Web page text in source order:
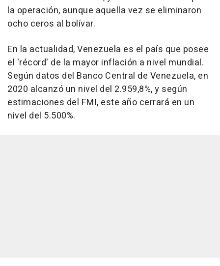
la operación, aunque aquella vez se eliminaron
ocho ceros al bolívar.
En la actualidad, Venezuela es el país que posee
el 'récord' de la mayor inflación a nivel mundial.
Según datos del Banco Central de Venezuela, en
2020 alcanzó un nivel del 2.959,8%, y según
estimaciones del FMI, este año cerrará en un
nivel del 5.500%.